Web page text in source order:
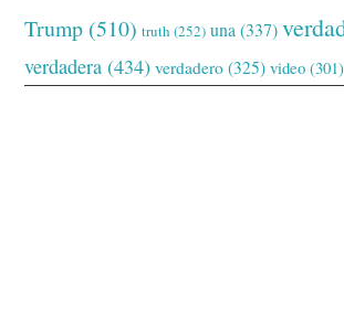
Trump (510) truth (252) una(337)
verdadera (434) verdadero (325) video (301)